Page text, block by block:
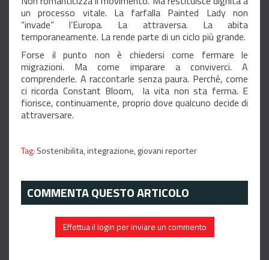
un processo vitale. La farfalla Painted Lady non
“invade” l’Europa. La attraversa. La abita
temporaneamente. La rende parte di un ciclo più grande.
Forse il punto non è chiedersi come fermare le
migrazioni. Ma come imparare a conviverci. A
comprenderle. A raccontarle senza paura. Perché, come
ci ricorda Constant Bloom, la vita non sta ferma. E
fiorisce, continuamente, proprio dove qualcuno decide di
attraversare.
Tag: Sostenibilita,integrazione,giovani reporter
COMMENTA QUESTO ARTICOLO
Effettua il login per inviare un commento